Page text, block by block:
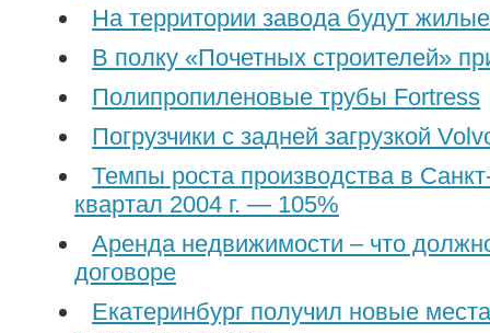
На территории завода будут
В полку «Почетных строителей»
Полипропиленовые трубы Fortress
Погрузчики с задней загрузкой
Темпы роста производства в
квартал 2004 г. — 105%
Аренда недвижимости – что
договоре
Екатеринбург получил новые